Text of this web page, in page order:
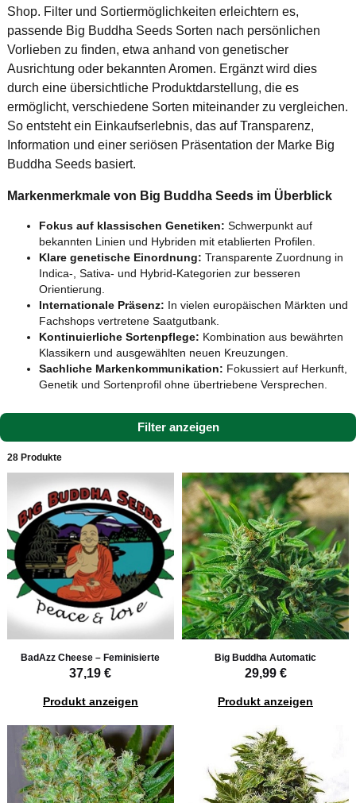
Shop. Filter und Sortiermöglichkeiten erleichtern es,
passende Big Buddha Seeds Sorten nach persönlichen
Vorlieben zu finden, etwa anhand von genetischer
Ausrichtung oder bekannten Aromen. Ergänzt wird dies
durch eine übersichtliche Produktdarstellung, die es
ermöglicht, verschiedene Sorten miteinander zu vergleichen.
So entsteht ein Einkaufserlebnis, das auf Transparenz,
Information und einer seriösen Präsentation der Marke Big
Buddha Seeds basiert.
Markenmerkmale von Big Buddha Seeds im Überblick
Fokus auf klassischen Genetiken: Schwerpunkt auf
bekannten Linien und Hybriden mit etablierten Profilen.
Klare genetische Einordnung: Transparente Zuordnung in
Indica-, Sativa- und Hybrid-Kategorien zur besseren
Orientierung.
Internationale Präsenz: In vielen europäischen Märkten und
Fachshops vertretene Saatgutbank.
Kontinuierliche Sortenpflege: Kombination aus bewährten
Klassikern und ausgewählten neuen Kreuzungen.
Sachliche Markenkommunikation: Fokussiert auf Herkunft,
Genetik und Sortenprofil ohne übertriebene Versprechen.
Filter anzeigen
28 Produkte
BadAzz Cheese – Feminisierte
37,19 €
Produkt anzeigen
Big Buddha Automatic
29,99 €
Produkt anzeigen